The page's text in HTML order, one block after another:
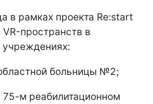
в рамках проекта Re:start
VR-пространств в
больницы №2;
75-м реабилитационном